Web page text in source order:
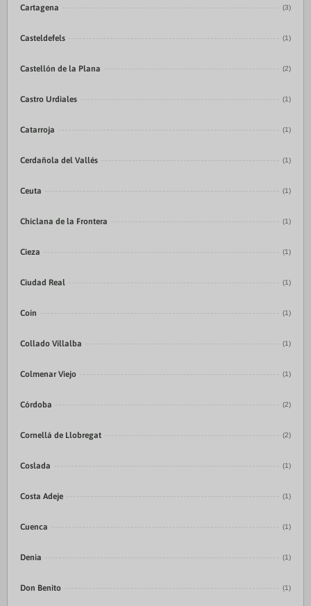
Cartagena (3)
Casteldefels (1)
Castellón de la Plana (2)
Castro Urdiales (1)
Catarroja (1)
Cerdañola del Vallés (1)
Ceuta (1)
Chiclana de la Frontera (1)
Cieza (1)
Ciudad Real (1)
Coín (1)
Collado Villalba (1)
Colmenar Viejo (1)
Córdoba (2)
Cornellá de Llobregat (2)
Coslada (1)
Costa Adeje (1)
Cuenca (1)
Denia (1)
Don Benito (1)